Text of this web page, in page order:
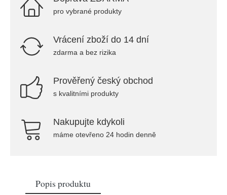
pro vybrané produkty
Vrácení zboží do 14 dní
zdarma a bez rizika
Prověřený český obchod
s kvalitními produkty
Nakupujte kdykoli
máme otevřeno 24 hodin denně
Popis produktu